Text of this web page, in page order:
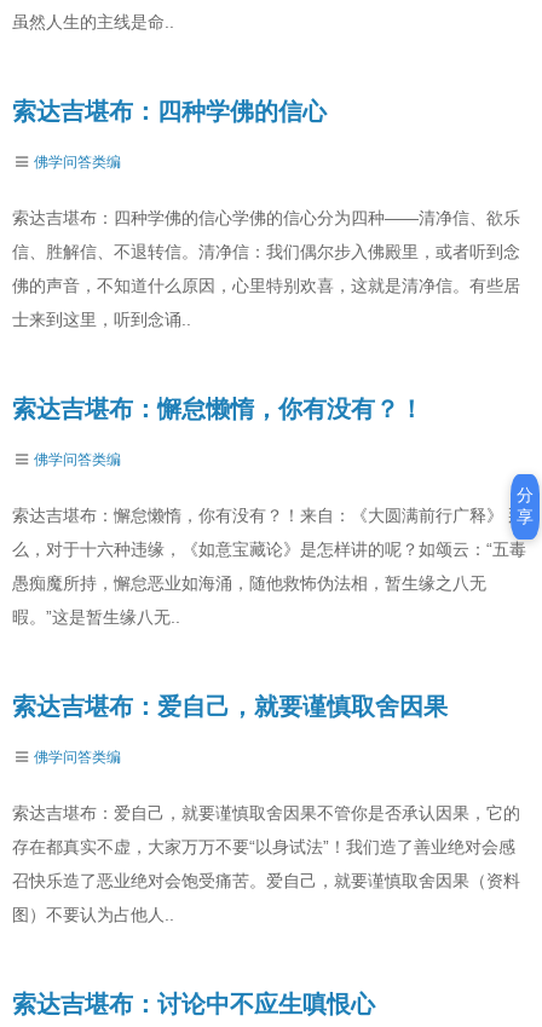
虽然人生的主线是命..
索达吉堪布：四种学佛的信心
佛学问答类编
索达吉堪布：四种学佛的信心学佛的信心分为四种——清净信、欲乐
信、胜解信、不退转信。清净信：我们偶尔步入佛殿里，或者听到念
佛的声音，不知道什么原因，心里特别欢喜，这就是清净信。有些居
士来到这里，听到念诵..
索达吉堪布：懈怠懒惰，你有没有？！
佛学问答类编
索达吉堪布：懈怠懒惰，你有没有？！来自：《大圆满前行广释》 那
么，对于十六种违缘，《如意宝藏论》是怎样讲的呢？如颂云：“五毒
愚痴魔所持，懈怠恶业如海涌，随他救怖伪法相，暂生缘之八无
暇。”这是暂生缘八无..
索达吉堪布：爱自己，就要谨慎取舍因果
佛学问答类编
索达吉堪布：爱自己，就要谨慎取舍因果不管你是否承认因果，它的
存在都真实不虚，大家万万不要“以身试法”！我们造了善业绝对会感
召快乐造了恶业绝对会饱受痛苦。爱自己，就要谨慎取舍因果（资料
图）不要认为占他人..
索达吉堪布：讨论中不应生嗔恨心
分
享